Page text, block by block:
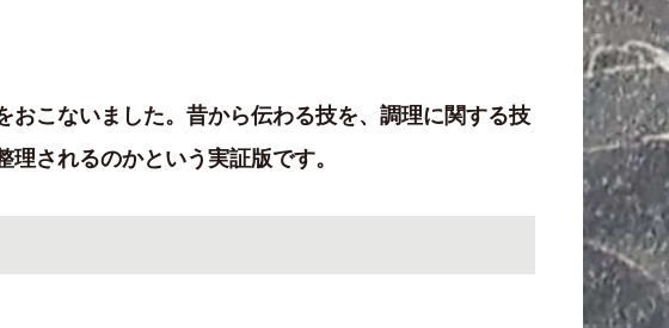
こないました。昔から伝わる技を、調理に関する技
されるのかという実証版です。